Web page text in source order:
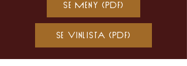
Se meny (PDF)
Se vinlista (PDF)